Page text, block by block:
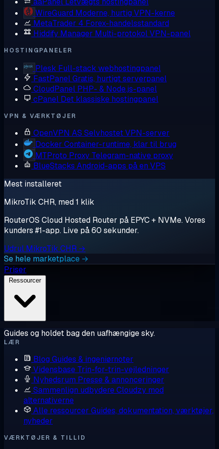
WireGuard Moderne, hurtig VPN-kerne
MetaTrader 4 Forex-handelsstandard
Hiddify Manager Multi-protokol VPN-panel
HOSTINGPANELER
Plesk Full-stack webhostingpanel
FastPanelGratis, hurtigt serverpanel
CloudPanel PHP- & Node.js-panel
cPanel Det klassiske hostingpanel
VPN & VÆRKTØJER
OpenVPN AS Selvhostet VPN-server
Docker Container-runtime, klar til brug
MTProto Proxy Telegram-native proxy
BlueStacks Android-apps på en VPS
Mest installeret
MikroTik CHR, med 1 klik
RouterOS Cloud Hosted Router på EPYC + NVMe. Vores
kunders #1-app. Live på 60 sekunder.
Udrul MikroTik CHR →
Se hele marketplace →
Priser
Ressourcer
Guides og holdet bag den uafhængige sky.
LÆR
Blog Guides & ingeniørnoter
Vidensbase Trin-for-trin-vejledninger
Nyhedsrum Presse & annonceringer
Sammenlign udbydereCloudzy mod
alternativerne
Alle ressourcer Guides, dokumentation, værktøjer,
nyheder
VÆRKTØJER & TILLID